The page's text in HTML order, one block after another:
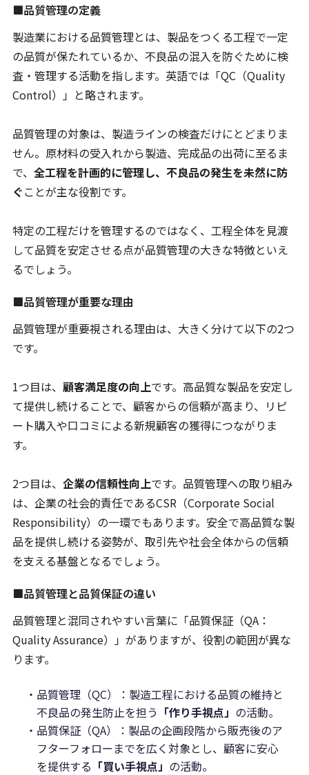
■品質管理の定義
製造業における品質管理とは、製品をつくる工程で一定
の品質が保たれているか、不良品の混入を防ぐために検
査・管理する活動を指します。英語では「QC（Quality
Control）」と略されます。
品質管理の対象は、製造ラインの検査だけにとどまりま
せん。原材料の受入れから製造、完成品の出荷に至るま
で、全工程を計画的に管理し、不良品の発生を未然に防
ぐ ことが主な役割です。
特定の工程だけを管理するのではなく、工程全体を見渡
して品質を安定させる点が品質管理の大きな特徴といえ
るでしょう。
■品質管理が重要な理由
品質管理が重要視される理由は、大きく分けて以下の2つ
です。
1つ目は、顧客満足度の向上です。高品質な製品を安定し
て提供し続けることで、顧客からの信頼が高まり、リピ
ート購入や口コミによる新規顧客の獲得につながりま
す。
2つ目は、企業の信頼性向上です。品質管理への取り組み
は、企業の社会的責任であるCSR（Corporate Social
Responsibility）の一環でもあります。安全で高品質な製
品を提供し続ける姿勢が、取引先や社会全体からの信頼
を支える基盤となるでしょう。
■品質管理と品質保証の違い
品質管理と混同されやすい言葉に「品質保証（QA：
Quality Assurance）」がありますが、役割の範囲が異な
ります。
・品質管理（QC）：製造工程における品質の維持と
不良品の発生防止を担う 「作り手視点」 の活動。
・品質保証（QA）：製品の企画段階から販売後のア
フターフォローまでを広く対象とし、顧客に安心
を提供する 「買い手視点」 の活動。